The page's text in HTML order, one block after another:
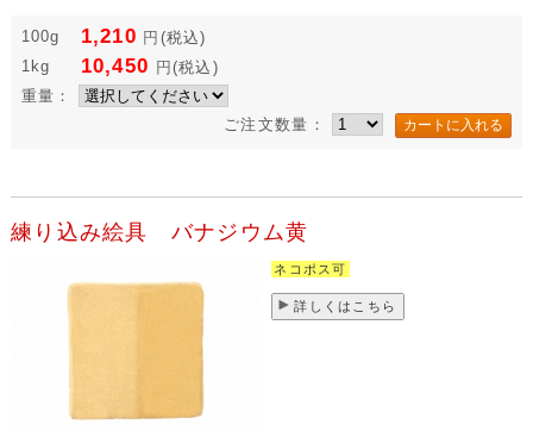
100g 1,210 円 (税込)
1kg
10,450 円 (税込)
重量：
ご注文数量：
練り込み絵具 バナジウム黄
ネコポス可
詳しくはこちら